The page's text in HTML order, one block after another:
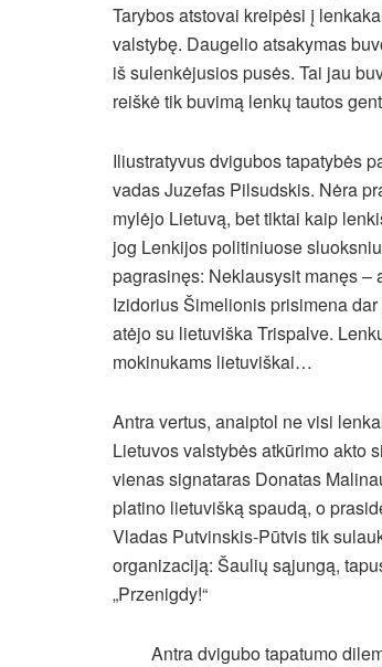
Tarybos atstovai kreipėsi į
valstybę. Daugelio atsakymas
iš sulenkėjusios pusės. Tai jau
reiškė tik buvimą lenkų tautos
Iliustratyvus dvigubos tapatybės
vadas Juzefas Pilsudskis. Nėra
mylėjo Lietuvą, bet tiktai kaip
jog Lenkijos politiniuose
pagrasinęs: Neklausysit manęs –
Izidorius Šimelionis prisimena
atėjo su lietuviška Trispalve.
mokinukams lietuviškai…
Antra vertus, anaiptol ne visi
Lietuvos valstybės atkūrimo akto
vienas signataras Donatas
platino lietuvišką spaudą, o
Vladas Putvinskis-Pūtvis tik
organizaciją: Šaulių sąjungą,
„Przenigdy!“
Antra dvigubo tapatumo